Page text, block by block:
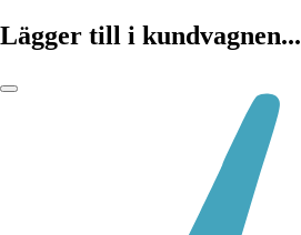
Lägger till i kundvagnen...